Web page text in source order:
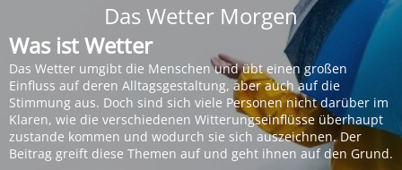
Das Wetter Morgen
Was ist Wetter
Das Wetter umgibt die Menschen und übt einen großen
Einfluss auf deren Alltagsgestaltung, aber auch auf die
Stimmung aus. Doch sind sich viele Personen nicht darüber im
Klaren, wie die verschiedenen Witterungseinflüsse überhaupt
zustande kommen und wodurch sie sich auszeichnen. Der
Beitrag greift diese Themen auf und geht ihnen auf den Grund.